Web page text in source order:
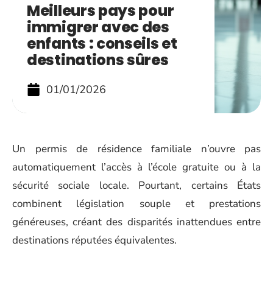
Meilleurs pays pour
immigrer avec des
enfants : conseils et
destinations sûres
01/01/2026
Un permis de résidence familiale n’ouvre pas
automatiquement l’accès à l’école gratuite ou à la
sécurité sociale locale. Pourtant, certains États
combinent législation souple et prestations
généreuses, créant des disparités inattendues entre
destinations réputées équivalentes.